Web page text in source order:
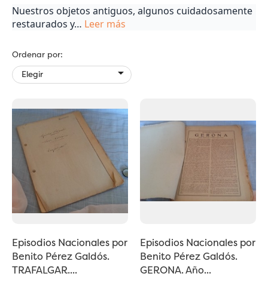
Nuestros objetos antiguos, algunos cuidadosamente
restaurados y… Leer más
Ordenar por:
Elegir

Episodios Nacionales por
Benito Pérez Galdós.
TRAFALGAR....
Episodios Nacionales por
Benito Pérez Galdós.
GERONA. Año...